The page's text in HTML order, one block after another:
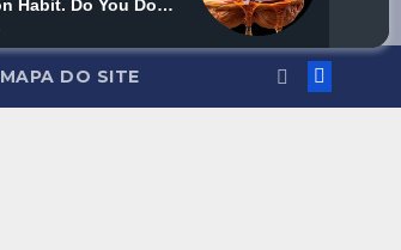
MAPA DO SITE